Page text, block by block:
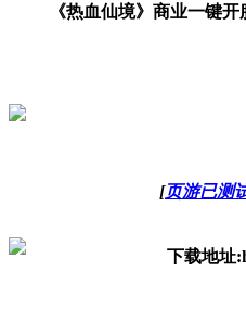
《热血仙境》商业一键
[页游已测
下载地址